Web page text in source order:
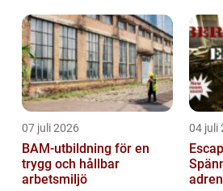
07 juli 2026
BAM-utbildning för en
trygg och hållbar
arbetsmiljö
04 juli